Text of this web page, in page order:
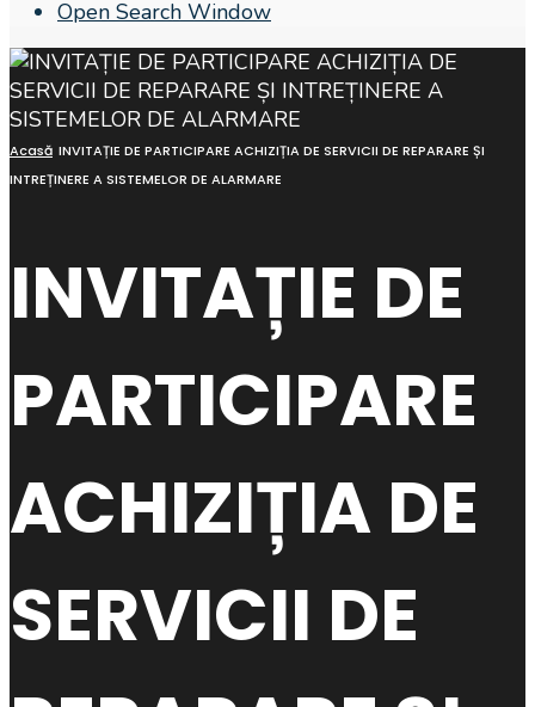
Open Search Window
Acasă INVITAȚIE DE PARTICIPARE ACHIZIȚIA DE SERVICII DE REPARARE ȘI
INTREȚINERE A SISTEMELOR DE ALARMARE
INVITAȚIE DE
PARTICIPARE
ACHIZIȚIA DE
SERVICII DE